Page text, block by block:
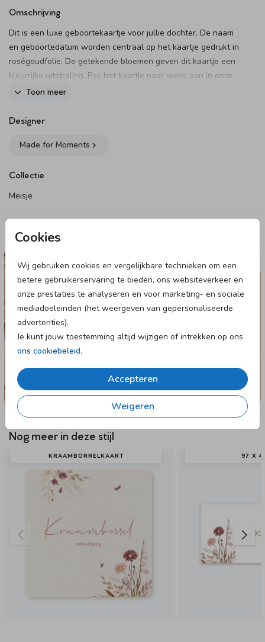
Cookies
Wij gebruiken cookies en vergelijkbare technieken om een
betere gebruikerservaring te bieden, ons websiteverkeer en
onze prestaties te analyseren en voor marketing- en sociale
mediadoeleinden (het weergeven van gepersonaliseerde
advertenties).
Je kunt jouw toestemming altijd wijzigen of intrekken op ons
ons cookiebeleid.
Accepteren
Weigeren
Omschrijving
Dit is een luxe geboortekaartje voor jullie dochter. De naam
en geboortedatum worden centraal op het kaartje gedrukt in
roségoudfolie. De getekende bloemen geven dit kaartje een
kleurrijke uitstraling. Pas het kaartje naar wens aan in onze
online editor en bestel een proefdruk om dit kaartje in het
Dit product maakt onderdeel uit van
Toon meer
Designer
Made for Moments
Collectie
Meisje
Deze designs vind je misschien ook leuk
Nog meer in deze stijl
KRAAMBORRELKAART 97 X